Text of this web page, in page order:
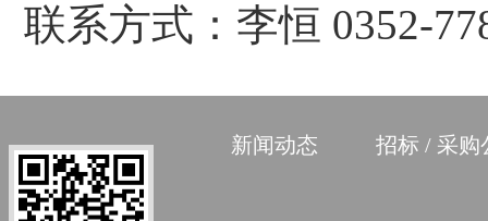
联系方式：
新闻动态 招标 / 采购